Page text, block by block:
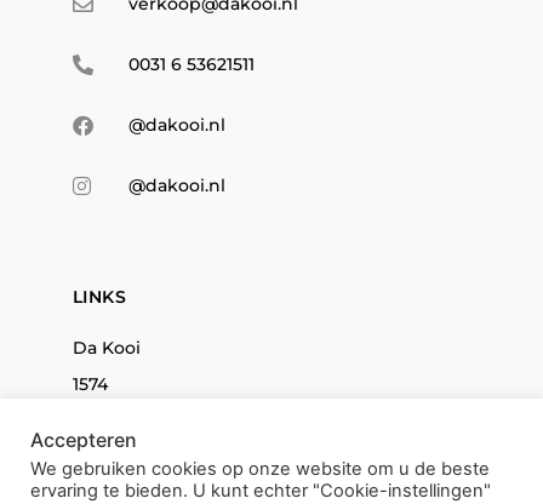
0031 6 53621511
@dakooi.nl
@dakooi.nl
LINKS
Da Kooi
1574
Kids
071BRAND.
Accepteren
We gebruiken cookies op onze website om u de beste
ervaring te bieden. U kunt echter "Cookie-instellingen"